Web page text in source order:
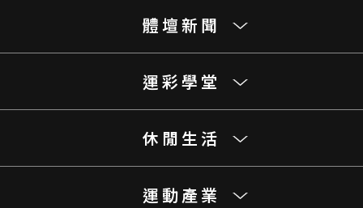
體壇新聞
運彩學堂
休閒生活
運動產業